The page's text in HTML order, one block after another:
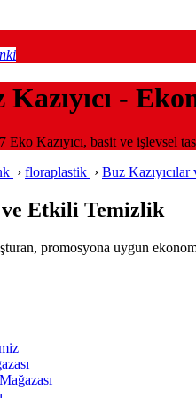
-
Eko Kazıyıcı, basit ve işlevsel
› floraplastik › Buz
ve Etkili Temizlik
promosyona uygun